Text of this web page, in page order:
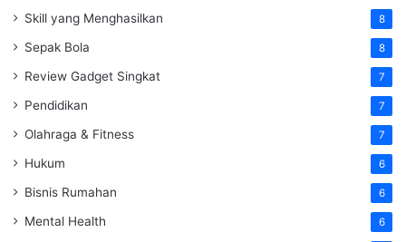
Skill yang Menghasilkan 8
Sepak Bola 8
Review Gadget Singkat 7
Pendidikan 7
Olahraga & Fitness 7
Hukum 6
Bisnis Rumahan 6
Mental Health 6